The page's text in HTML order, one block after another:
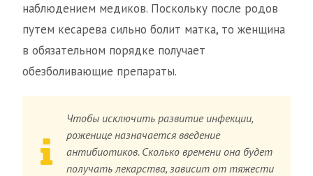
наблюдением медиков. Поскольку после родов
путем кесарева сильно болит матка, то женщина
в обязательном порядке получает
обезболивающие препараты.
Чтобы исключить развитие инфекции,
роженице назначается введение
антибиотиков. Сколько времени она будет
получать лекарства, зависит от тяжести